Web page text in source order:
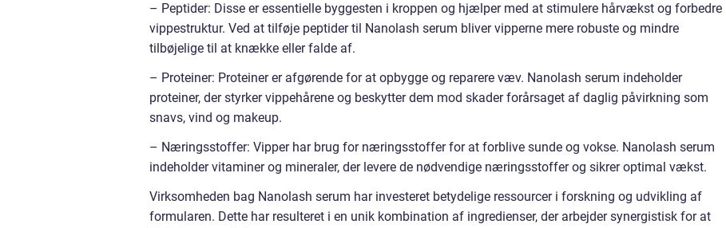
– Peptider: Disse er essentielle byggesten i kroppen og hjælper med at stimulere hårvækst og forbedre
vippestruktur. Ved at tilføje peptider til Nanolash serum bliver vipperne mere robuste og mindre
tilbøjelige til at knække eller falde af.
– Proteiner: Proteiner er afgørende for at opbygge og reparere væv. Nanolash serum indeholder
proteiner, der styrker vippehårene og beskytter dem mod skader forårsaget af daglig påvirkning som
snavs, vind og makeup.
– Næringsstoffer: Vipper har brug for næringsstoffer for at forblive sunde og vokse. Nanolash serum
indeholder vitaminer og mineraler, der levere de nødvendige næringsstoffer og sikrer optimal vækst.
Virksomheden bag Nanolash serum har investeret betydelige ressourcer i forskning og udvikling af
formularen. Dette har resulteret i en unik kombination af ingredienser, der arbejder synergistisk for at